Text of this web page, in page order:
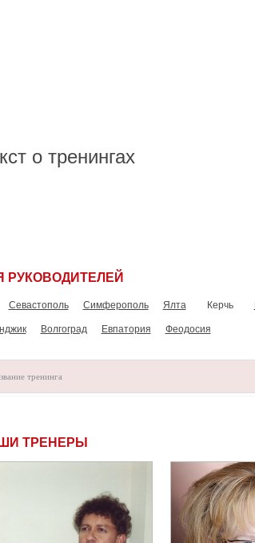
о тренингах
РУКОВОДИТЕЛЕЙ
Севастополь Симферополь Ялта Керчь
Волгоград Евпатория Феодосия
тренинга
ТРЕНЕРЫ